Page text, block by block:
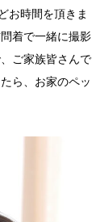
お時間を頂きま
着で一緒に撮影
ご家族皆さんで
ら、お家のペッ